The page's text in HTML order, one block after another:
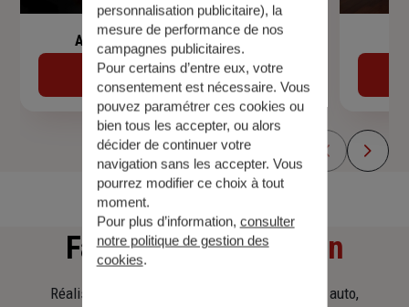
Assurance de prêt immobilier
Découvrir
Faitesune simulation
Réalisez une simulation tarifaire d'assurance, auto,
personnalisation publicitaire), la
mesure de performance de nos
campagnes publicitaires.
Pour certains d’entre eux, votre
consentement est nécessaire. Vous
pouvez paramétrer ces cookies ou
bien tous les accepter, ou alors
décider de continuer votre
navigation sans les accepter. Vous
pourrez modifier ce choix à tout
moment.
Pour plus d’information, consulter
notre politique de gestion des
cookies.